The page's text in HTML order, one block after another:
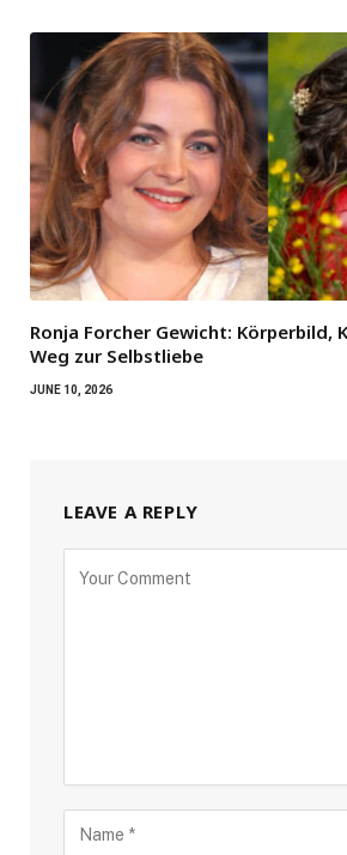
Ronja Forcher Gewicht: Körperbild,
Weg zur Selbstliebe
JUNE 10, 2026
LEAVE A REPLY